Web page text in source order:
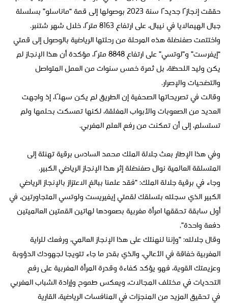
حققت إنجازًا جديدًا سنة 2023 بوصولها إلى قمة “ماناسلو” بسلسلة
جبال الهيمالايا في نيبال، على ارتفاع 8163 مترًا، خلال شهر شتنبر.
واختتمت صفنضلة هذه المرحلة من رحلتها الرياضية بالوصول إلى قمتي
“إيفرست” و”لوتسي” على ارتفاع 8848 مترًا، مؤكدة أن هذا الإنجاز لم
يكن وليد اللحظة، بل ثمرة خمس سنوات من العمل المتواصل
والتضحيات والإصرار.
وقالت في تصريحاتها الصحفية إن الطريق لم يكن سهلًا، إذ واجهت
العديد من الصعوبات والأبواب المغلقة، لكنها تمسكت بحلمها ولم
تستسلم، إلى أن تمكنت من رفع العلم المغربي.
وفي هذا الإطار بعث جلالة الملك محمد السادس برقية تهنئة إلى
المتسلقة العالمية نوال صفنضلة إثر هذا الإنجاز الرياضي الكبير.
وجاء في برقية جلالة الملك: “فقد علمنا ببالغ الاعتزاز بالإنجاز الرياضي
الكبير الذي سجلته بتسلقك لقمتي إيفيريست ولوتسي المتجاورتين، في
أول سابقة تحققها امرأة مغربية بصعودها لهاتين القمتين العالميتين
دفعة واحدة”.
وقال جلالته: “وإننا لنهنئك على هذا الإنجاز العالمي، ورفعك للراية
المغربية خفاقة في الأعالي، والذي بقدر ما جاء تتويجا لجهودك الدؤوبة
وعزيمتك القوية، فهو يؤكد كفاءة وقدرة المرأة المغربية على رفع
التحديات في مختلف المجالات، ويعكس طموح وإرادة الشباب المغربي
في تحقيق المزيد من المنجزات في المنافسات الرياضية، القارية